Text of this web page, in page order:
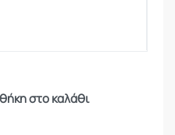
στο καλάθι